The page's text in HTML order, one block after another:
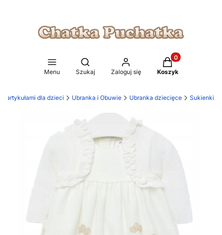
Menu
Otwórz wyszukiwarkę
Szukaj Zaloguj się
Produkty w
Koszyk
artykułami dla dzieci Ubranka i Obuwie Ubranka dziecięce Sukienki